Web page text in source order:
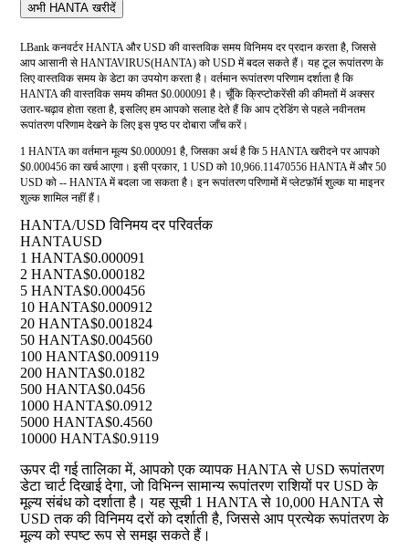
अभी HANTA खरीदें
LBank कनवर्टर HANTA और USD की वास्तविक समय विनिमय दर प्रदान करता है, जिससे
आप आसानी से HANTAVIRUS(HANTA) को USD में बदल सकते हैं। यह टूल रूपांतरण के
लिए वास्तविक समय के डेटा का उपयोग करता है। वर्तमान रूपांतरण परिणाम दर्शाता है कि
HANTA की वास्तविक समय कीमत $0.000091 है। चूँकि क्रिप्टोकरेंसी की कीमतों में अक्सर
उतार-चढ़ाव होता रहता है, इसलिए हम आपको सलाह देते हैं कि आप ट्रेडिंग से पहले नवीनतम
रूपांतरण परिणाम देखने के लिए इस पृष्ठ पर दोबारा जाँच करें।
1 HANTA का वर्तमान मूल्य $0.000091 है, जिसका अर्थ है कि 5 HANTA खरीदने पर आपको
$0.000456 का खर्च आएगा। इसी प्रकार, 1 USD को 10,966.11470556 HANTA में और 50
USD को -- HANTA में बदला जा सकता है। इन रूपांतरण परिणामों में प्लेटफ़ॉर्म शुल्क या माइनर
शुल्क शामिल नहीं हैं।
HANTA/USD विनिमय दर परिवर्तक
HANTAUSD
1 HANTA$0.000091
2 HANTA$0.000182
5 HANTA$0.000456
10 HANTA$0.000912
20 HANTA$0.001824
50 HANTA$0.004560
100 HANTA$0.009119
200 HANTA$0.0182
500 HANTA$0.0456
1000 HANTA$0.0912
5000 HANTA$0.4560
10000 HANTA$0.9119
ऊपर दी गई तालिका में, आपको एक व्यापक HANTA से USD रूपांतरण
डेटा चार्ट दिखाई देगा, जो विभिन्न सामान्य रूपांतरण राशियों पर USD के
मूल्य संबंध को दर्शाता है। यह सूची 1 HANTA से 10,000 HANTA से
USD तक की विनिमय दरों को दर्शाती है, जिससे आप प्रत्येक रूपांतरण के
मूल्य को स्पष्ट रूप से समझ सकते हैं।